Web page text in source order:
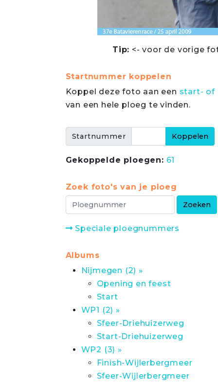
Tip: <- voor de vorige
Startnummer koppelen
Koppel deze foto aan een start- of
van een hele ploeg te vinden.
Startnummer
Gekoppelde ploegen: 61
Zoek foto's van je ploeg
Speciale ploegnummers
Albums
Nijmegen (2) »
Opening en feest
Start
WP1 (2) »
Sfeer-Driehuizerweg
Start-Driehuizerweg
WP2 (3) »
Finish-Wijlerbergmeer
Sfeer-Wijlerbergmeer